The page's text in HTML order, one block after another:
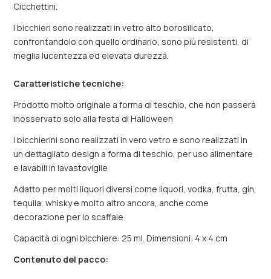
Cicchettini.
I bicchieri sono realizzati in vetro alto borosilicato,
confrontandolo con quello ordinario, sono più resistenti, di
meglia lucentezza ed elevata durezza.
Caratteristiche tecniche:
Prodotto molto originale a forma di teschio, che non passerà
inosservato solo alla festa di Halloween
I bicchierini sono realizzati in vero vetro e sono realizzati in
un dettagliato design a forma di teschio, per uso alimentare
e lavabili in lavastoviglie
Adatto per molti liquori diversi come liquori, vodka, frutta, gin,
tequila, whisky e molto altro ancora, anche come
decorazione per lo scaffale
Capacità di ogni bicchiere: 25 ml. Dimensioni: 4 x 4 cm
Contenuto del pacco: